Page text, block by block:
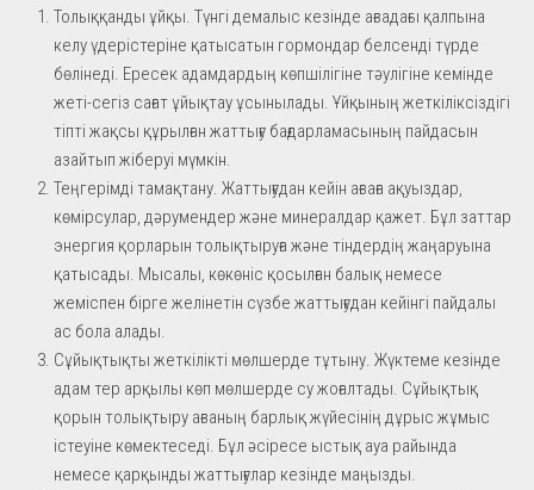
Толыққанды ұйқы. Түнгі демалыс кезінде ағзадағы қалпына
келу үдерістеріне қатысатын гормондар белсенді түрде
бөлінеді. Ересек адамдардың көпшілігіне тәулігіне кемінде
жеті-сегіз сағат ұйықтау ұсынылады. Ұйқының жеткіліксіздігі
тіпті жақсы құрылған жаттығу бағдарламасының пайдасын
азайтып жіберуі мүмкін.
Теңгерімді тамақтану. Жаттығудан кейін ағзаға ақуыздар,
көмірсулар, дәрумендер және минералдар қажет. Бұл заттар
энергия қорларын толықтыруға және тіндердің жаңаруына
қатысады. Мысалы, көкөніс қосылған балық немесе
жеміспен бірге желінетін сүзбе жаттығудан кейінгі пайдалы
ас бола алады.
Сұйықтықты жеткілікті мөлшерде тұтыну. Жүктеме кезінде
адам тер арқылы көп мөлшерде су жоғалтады. Сұйықтық
қорын толықтыру ағзаның барлық жүйесінің дұрыс жұмыс
істеуіне көмектеседі. Бұл әсіресе ыстық ауа райында
немесе қарқынды жаттығулар кезінде маңызды.